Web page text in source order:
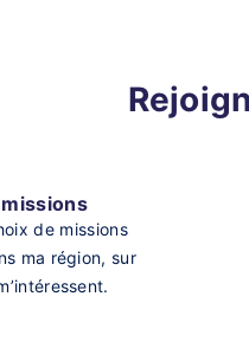
de missions
ma région, sur